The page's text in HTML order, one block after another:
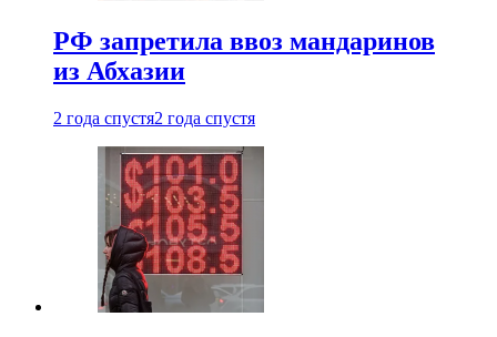
РФ запретила ввоз мандаринов
из Абхазии
2 года спустя2 года спустя